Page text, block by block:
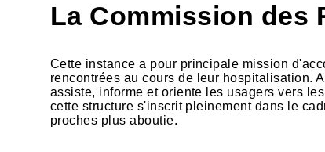
La Commission des
Cette instance a pour principale mission
rencontrées au cours de leur hospitalisation.
assiste, informe et oriente les usagers vers
cette structure s'inscrit pleinement dans le
proches plus aboutie.